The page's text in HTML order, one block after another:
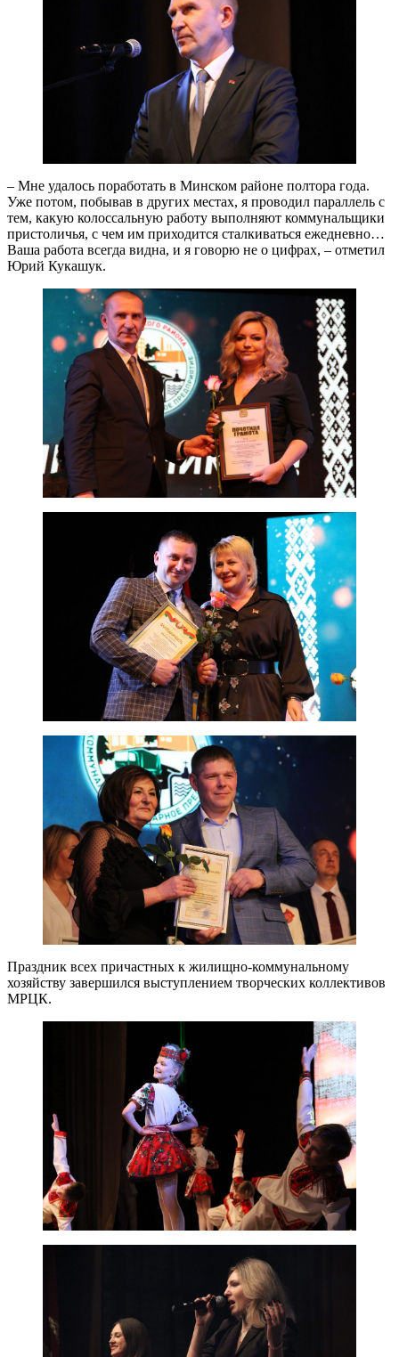
– Мне удалось поработать в Минском районе полтора года.
Уже потом, побывав в других местах, я проводил параллель с
тем, какую колоссальную работу выполняют коммунальщики
пристоличья, с чем им приходится сталкиваться ежедневно…
Ваша работа всегда видна, и я говорю не о цифрах, – отметил
Юрий Кукашук.
Праздник всех причастных к жилищно-коммунальному
хозяйству завершился выступлением творческих коллективов
МРЦК.